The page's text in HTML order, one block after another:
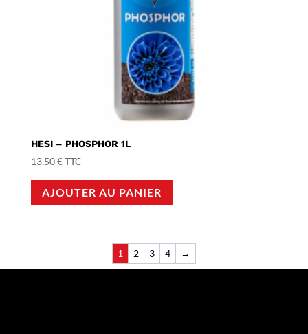
HESI – PHOSPHOR 1L
13,50€TTC
AJOUTER AU PANIER
1 2 3 4 →